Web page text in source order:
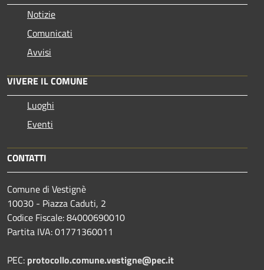
Notizie
Comunicati
Avvisi
VIVERE IL COMUNE
Luoghi
Eventi
CONTATTI
Comune di Vestignè
10030 - Piazza Caduti, 2
Codice Fiscale: 84000690010
Partita IVA: 01771360011
PEC: protocollo.comune.vestigne@pec.it